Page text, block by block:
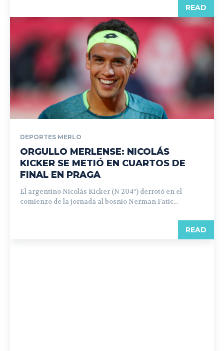
READ
DEPORTES MERLO
ORGULLO MERLENSE: NICOLÁS
KICKER SE METIÓ EN CUARTOS DE
FINAL EN PRAGA
El argentino Nicolás Kicker (N 204º) derrotó en el
comienzo de la jornada al bosnio Nerman Fatic...
READ